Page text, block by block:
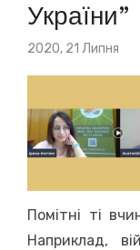
України”
Posted
2020, 21 Липня
Помітні ті
Наприклад,